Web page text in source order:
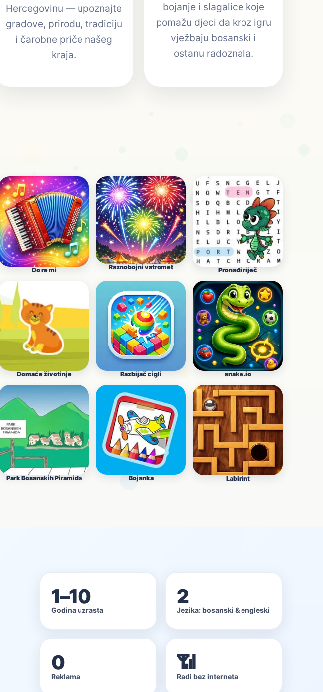
Hercegovinu — upoznajte
gradove, prirodu, tradiciju
i čarobne priče našeg
kraja.
bojanje i slagalice koje
pomažu djeci da kroz igru
vježbaju bosanski i
ostanu radoznala.
Do re mi Raznobojni vatromet Pronađi riječ
Domaće životinje Razbijač cigli snake.io
Park Bosanskih Piramida Bojanka Labirint
1–10
Godina uzrasta
2
Jezika: bosanski & engleski
0
Reklama
📶
Radi bez interneta